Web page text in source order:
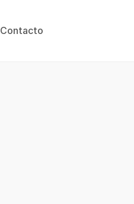
Contacto